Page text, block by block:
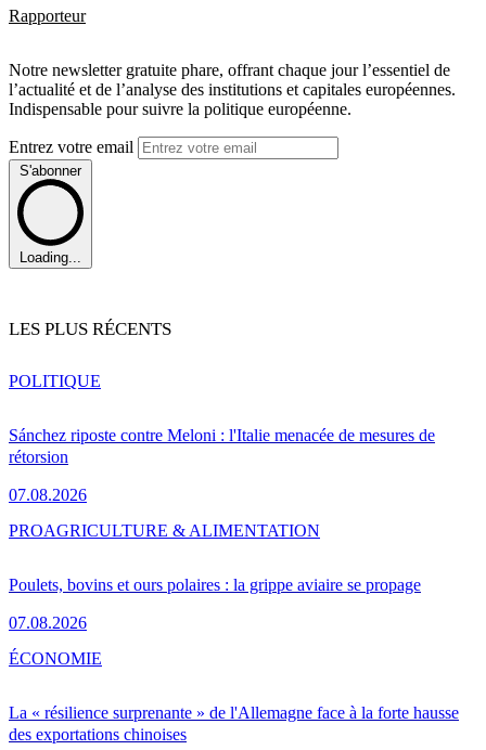
Rapporteur
Notre newsletter gratuite phare, offrant chaque jour l’essentiel de
l’actualité et de l’analyse des institutions et capitales européennes.
Indispensable pour suivre la politique européenne.
Entrez votre email
S'abonner
Loading...
LES PLUS RÉCENTS
Sánchez riposte contre Meloni : l'Italie menacée de mesures de
rétorsion
07.08.2026
POLITIQUE
Poulets, bovins et ours polaires : la grippe aviaire se propage
07.08.2026
PROAGRICULTURE & ALIMENTATION
La « résilience surprenante » de l'Allemagne face à la forte hausse
des exportations chinoises
ÉCONOMIE